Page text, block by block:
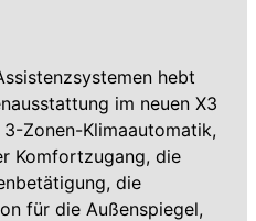
hebt
im neuen X3
Zonen-Klimaautomatik,
Komfortzugang, die
die
für die Außenspiegel,